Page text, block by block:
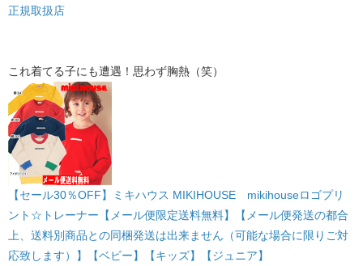
正規取扱店
これ着てる子にも遭遇！思わず胸熱（笑）
【セール30％OFF】ミキハウス MIKIHOUSE mikihouseロゴプリ
ント☆トレーナー【メール便限定送料無料】【メール便発送の都合
上、送料別商品との同梱発送は出来ません（可能な場合に限りご対
応致します）】【ベビー】【キッズ】【ジュニア】